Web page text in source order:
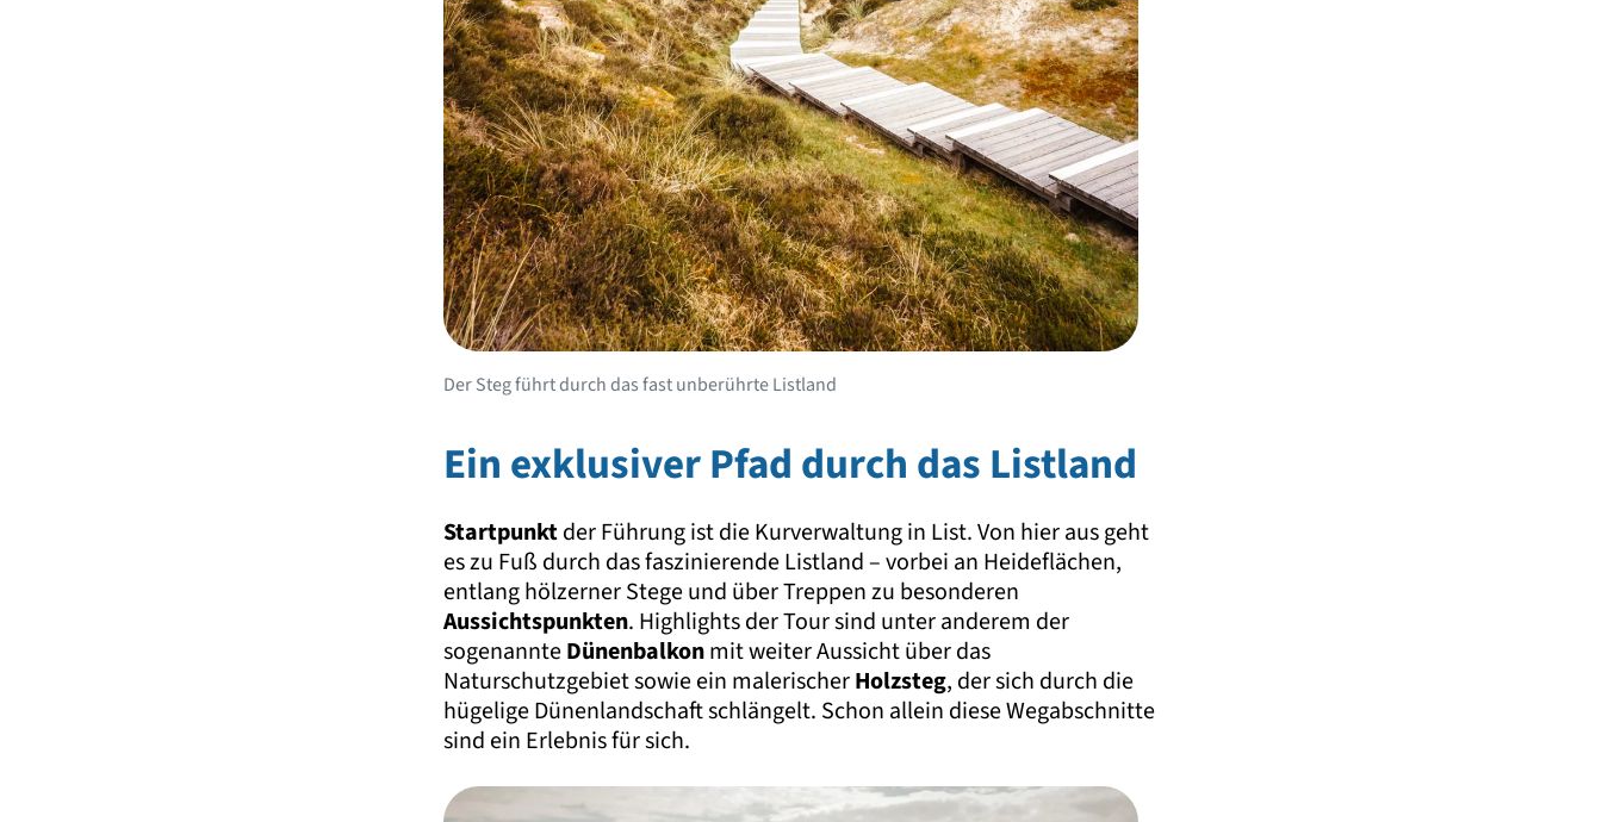
Der Steg führt durch das fast unberührte Listland
Ein exklusiver Pfad durch das Listland
Startpunktder Führung ist die Kurverwaltung in List. Von hier aus geht
es zu Fuß durch das faszinierende Listland – vorbei an Heideflächen,
entlang hölzerner Stege und über Treppen zu besonderen
Aussichtspunkten. Highlights der Tour sind unter anderem der
sogenannteDünenbalkonmit weiter Aussicht über das
Naturschutzgebiet sowie ein malerischerHolzsteg, der sich durch die
hügelige Dünenlandschaft schlängelt. Schon allein diese Wegabschnitte
sind ein Erlebnis für sich.